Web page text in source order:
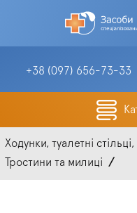
+38 (097) 656-73-33
Ходунки, туалетні
Тростини та милиці